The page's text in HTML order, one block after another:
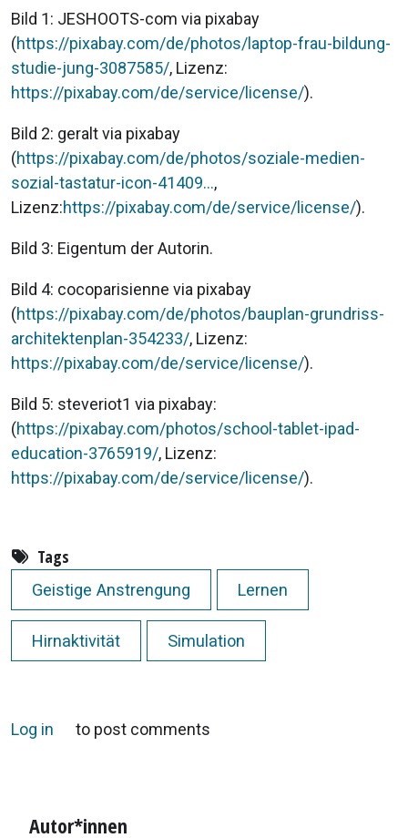
Bild 1: JESHOOTS-com via pixabay
(https://pixabay.com/de/photos/laptop-frau-bildung-
studie-jung-3087585/, Lizenz:
https://pixabay.com/de/service/license/).
Bild 2: geralt via pixabay
(https://pixabay.com/de/photos/soziale-medien-
sozial-tastatur-icon-41409…,
Lizenz:https://pixabay.com/de/service/license/).
Bild 3: Eigentum der Autorin.
Bild 4: cocoparisienne via pixabay
(https://pixabay.com/de/photos/bauplan-grundriss-
architektenplan-354233/, Lizenz:
https://pixabay.com/de/service/license/).
Bild 5: steveriot1 via pixabay:
(https://pixabay.com/photos/school-tablet-ipad-
education-3765919/, Lizenz:
https://pixabay.com/de/service/license/).
Tags
Geistige Anstrengung Lernen
Hirnaktivität Simulation
Log in to post comments
Autor*innen